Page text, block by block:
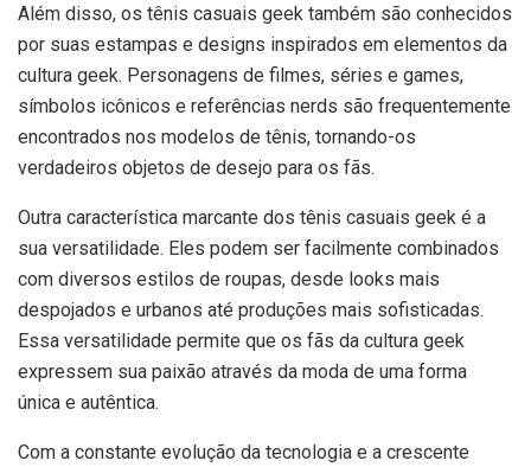
Além disso, os tênis casuais geek também são conhecidos
por suas estampas e designs inspirados em elementos da
cultura geek. Personagens de filmes, séries e games,
símbolos icônicos e referências nerds são frequentemente
encontrados nos modelos de tênis, tornando-os
verdadeiros objetos de desejo para os fãs.
Outra característica marcante dos tênis casuais geek é a
sua versatilidade. Eles podem ser facilmente combinados
com diversos estilos de roupas, desde looks mais
despojados e urbanos até produções mais sofisticadas.
Essa versatilidade permite que os fãs da cultura geek
expressem sua paixão através da moda de uma forma
única e autêntica.
Com a constante evolução da tecnologia e a crescente